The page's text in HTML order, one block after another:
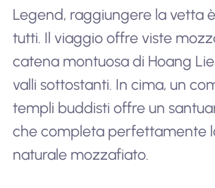
Legend, raggiungere la vetta
tutti. Il viaggio offre viste
catena montuosa di Hoang
valli sottostanti. In cima, un
templi buddisti offre un
che completa perfettamente
naturale mozzafiato.